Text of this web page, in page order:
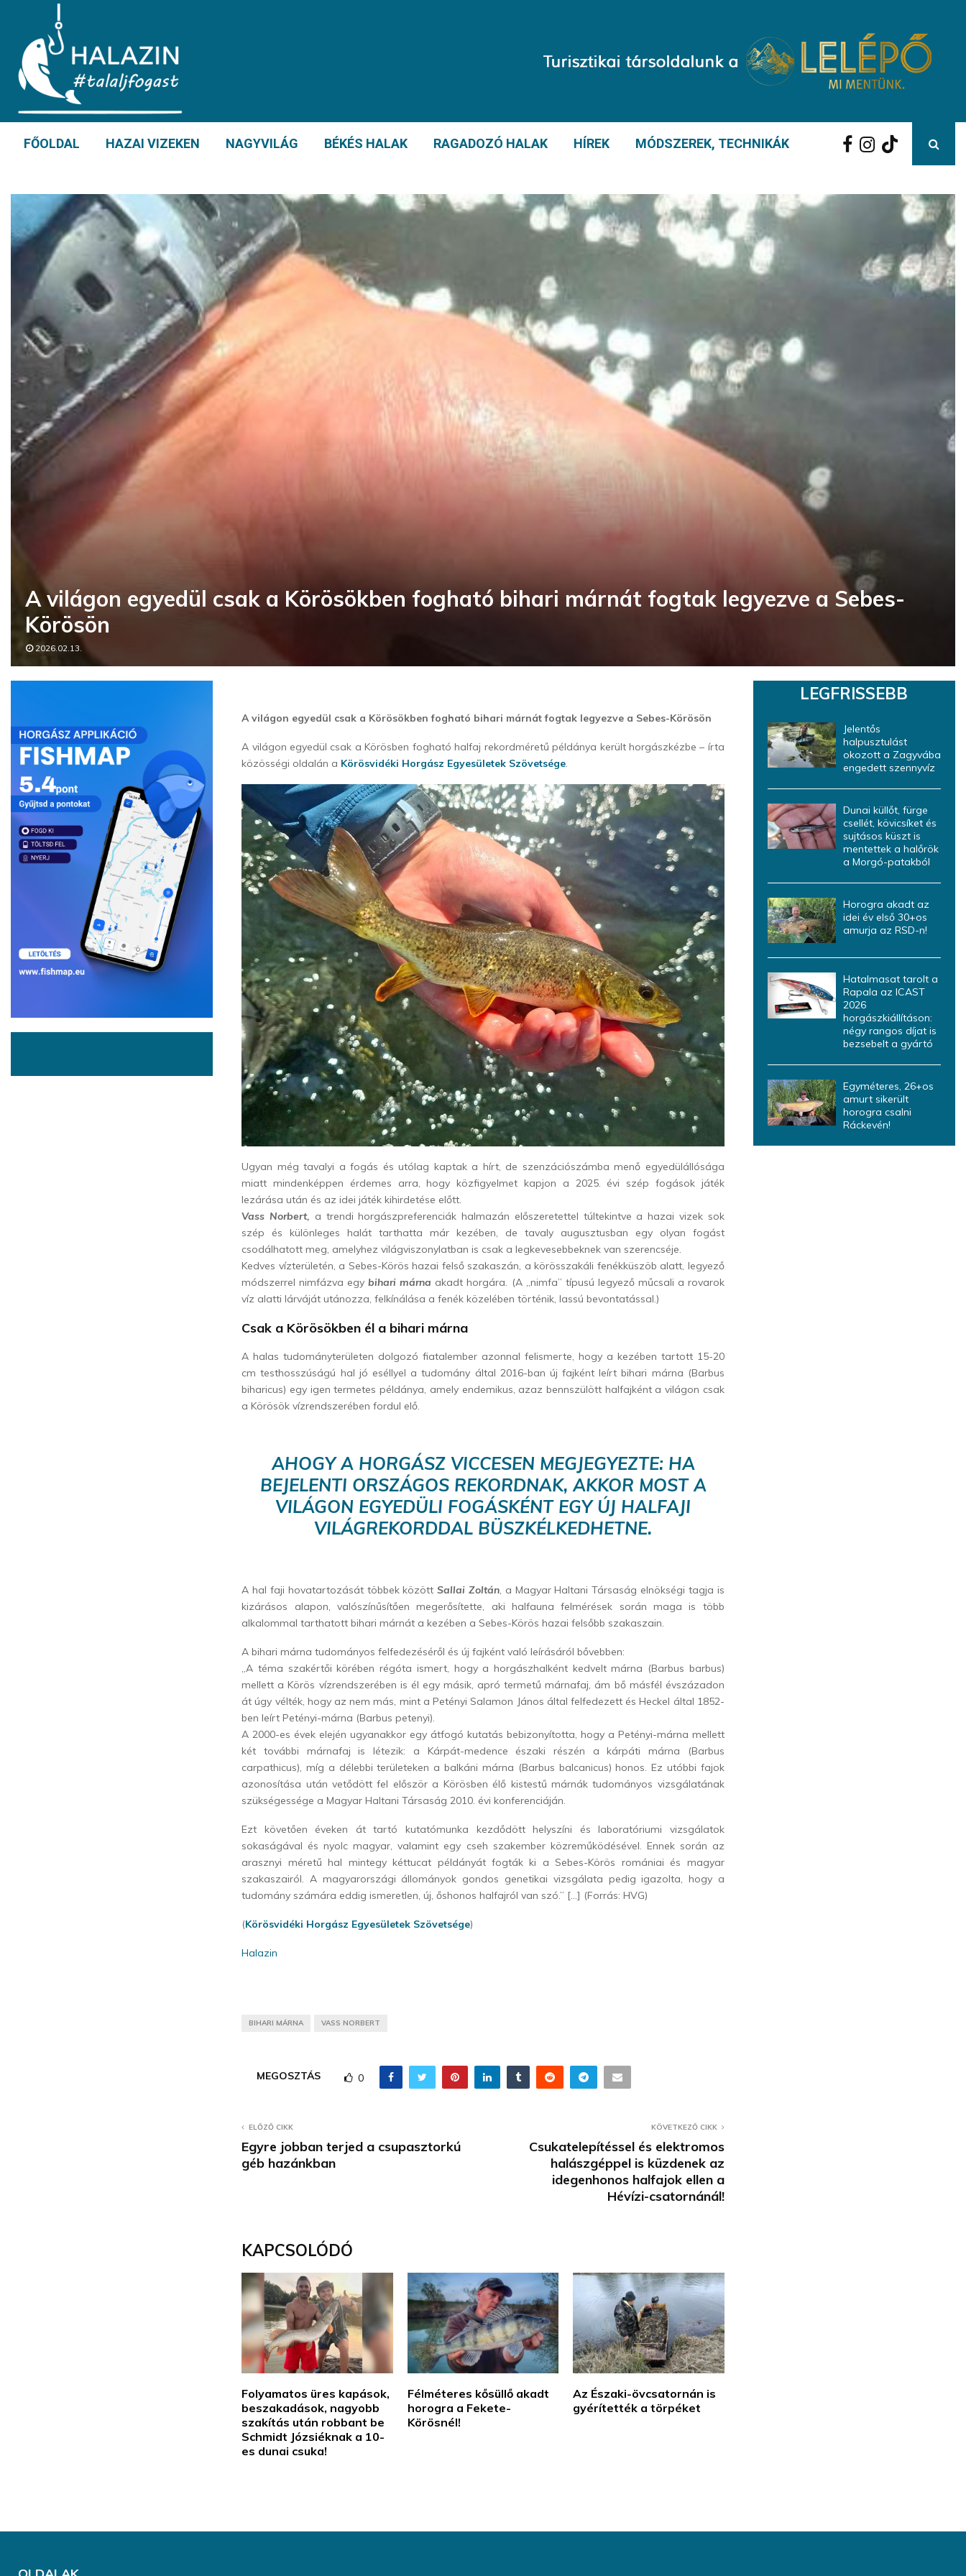
FŐOLDAL HAZAI VIZEKEN NAGYVILÁG BÉKÉS HALAK RAGADOZÓ HALAK HÍREK MÓDSZEREK, TECHNIKÁK
A világon egyedül csak a Körösökben fogható bihari márnát fogtak legyezve a Sebes-
Körösön
2026.02.13.
A világon egyedül csak a Körösökben fogható bihari márnát fogtak legyezve a Sebes-Körösön
A világon egyedül csak a Körösben fogható halfaj rekordméretű példánya került horgászkézbe – írta
közösségi oldalán a Körösvidéki Horgász Egyesületek Szövetsége.
Ugyan még tavalyi a fogás és utólag kaptak a hírt, de szenzációszámba menő egyedülállósága
miatt mindenképpen érdemes arra, hogy közfigyelmet kapjon a 2025. évi szép fogások játék
lezárása után és az idei játék kihirdetése előtt.
Vass Norbert, a trendi horgászpreferenciák halmazán előszeretettel túltekintve a hazai vizek sok
szép és különleges halát tarthatta már kezében, de tavaly augusztusban egy olyan fogást
csodálhatott meg, amelyhez világviszonylatban is csak a legkevesebbeknek van szerencséje.
Kedves vízterületén, a Sebes-Körös hazai felső szakaszán, a körösszakáli fenékküszöb alatt, legyező
módszerrel nimfázva egybihari márna akadt horgára. (A „nimfa” típusú legyező műcsali a rovarok
víz alatti lárváját utánozza, felkínálása a fenék közelében történik, lassú bevontatással.)
Csak a Körösökben él a bihari márna
A halas tudományterületen dolgozó fiatalember azonnal felismerte, hogy a kezében tartott 15-20
cm testhosszúságú hal jó eséllyel a tudomány által 2016-ban új fajként leírt bihari márna (Barbus
biharicus) egy igen termetes példánya, amely endemikus, azaz bennszülött halfajként a világon csak
a Körösök vízrendszerében fordul elő.
AHOGY A HORGÁSZ VICCESEN MEGJEGYEZTE: HA
BEJELENTI ORSZÁGOS REKORDNAK, AKKOR MOST A
VILÁGON EGYEDÜLI FOGÁSKÉNT EGY ÚJ HALFAJI
VILÁGREKORDDAL BÜSZKÉLKEDHETNE.
A hal faji hovatartozását többek közöttSallai Zoltán, a Magyar Haltani Társaság elnökségi tagja is
kizárásos alapon, valószínűsítően megerősítette, aki halfauna felmérések során maga is több
alkalommal tarthatott bihari márnát a kezében a Sebes-Körös hazai felsőbb szakaszain.
A bihari márna tudományos felfedezéséről és új fajként való leírásáról bővebben:
„A téma szakértői körében régóta ismert, hogy a horgászhalként kedvelt márna (Barbus barbus)
mellett a Körös vízrendszerében is él egy másik, apró termetű márnafaj, ám bő másfél évszázadon
át úgy vélték, hogy az nem más, mint a Petényi Salamon János által felfedezett és Heckel által 1852-
ben leírt Petényi-márna (Barbus petenyi).
A 2000-es évek elején ugyanakkor egy átfogó kutatás bebizonyította, hogy a Petényi-márna mellett
két további márnafaj is létezik: a Kárpát-medence északi részén a kárpáti márna (Barbus
carpathicus), míg a délebbi területeken a balkáni márna (Barbus balcanicus) honos. Ez utóbbi fajok
azonosítása után vetődött fel először a Körösben élő kistestű márnák tudományos vizsgálatának
szükségessége a Magyar Haltani Társaság 2010. évi konferenciáján.
Ezt követően éveken át tartó kutatómunka kezdődött helyszíni és laboratóriumi vizsgálatok
sokaságával és nyolc magyar, valamint egy cseh szakember közreműködésével. Ennek során az
arasznyi méretű hal mintegy kéttucat példányát fogták ki a Sebes-Körös romániai és magyar
szakaszairól. A magyarországi állományok gondos genetikai vizsgálata pedig igazolta, hogy a
tudomány számára eddig ismeretlen, új, őshonos halfajról van szó.” […] (Forrás: HVG)
(Körösvidéki Horgász Egyesületek Szövetsége)
Halazin
BIHARI MÁRNA VASS NORBERT
MEGOSZTÁS 0
ELŐZŐ CIKK
Egyre jobban terjed a csupasztorkú
géb hazánkban
KÖVETKEZŐ CIKK
Csukatelepítéssel és elektromos
halászgéppel is küzdenek az
idegenhonos halfajok ellen a
Hévízi-csatornánál!
KAPCSOLÓDÓ
Folyamatos üres kapások,
beszakadások, nagyobb
szakítás után robbant be
Schmidt Józsiéknak a 10-
es dunai csuka!
Félméteres kősüllő akadt
horogra a Fekete-
Körösnél!
Az Északi-övcsatornán is
gyérítették a törpéket
LEGFRISSEBB
Jelentős
halpusztulást
okozott a Zagyvába
engedett szennyvíz
Dunai küllőt, fürge
csellét, kövicsíket és
sujtásos küszt is
mentettek a halőrök
a Morgó-patakból
Horogra akadt az
idei év első 30+os
amurja az RSD-n!
Hatalmasat tarolt a
Rapala az ICAST
2026
horgászkiállításon:
négy rangos díjat is
bezsebelt a gyártó
Egyméteres, 26+os
amurt sikerült
horogra csalni
Ráckevén!